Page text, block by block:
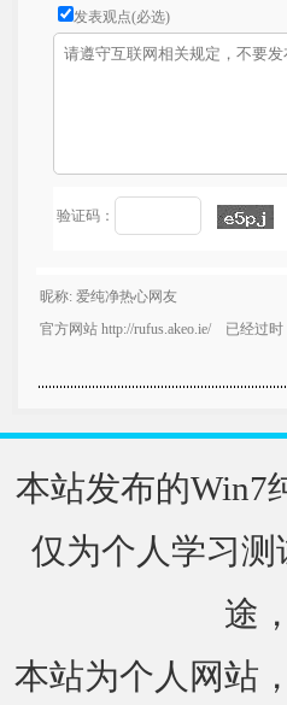
发表观点(必选)
验证码：
昵称: 爱纯净热心网友
官方网站 http://rufus.akeo.ie/ 已经过
本站发布的Win7
仅为个人学习
途
本站为个人网站